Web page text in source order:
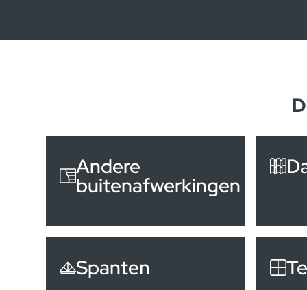
Andere
buitenafwerkingen
Spanten